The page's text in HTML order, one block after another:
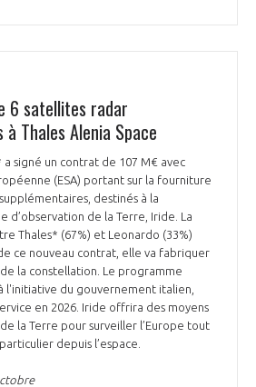
6 satellites radar
Thales Alenia Space
a signé un contrat de 107 M€ avec
(ESA) portant sur la fourniture
destinés à la
d’observation de la Terre, Iride. La
Thales* (67%) et Leonardo (33%)
ce nouveau contrat, elle va fabriquer
la constellation. Le programme
l'initiative du gouvernement italien,
en 2026. Iride offrira des moyens
la Terre pour surveiller l’Europe tout
depuis l’espace.